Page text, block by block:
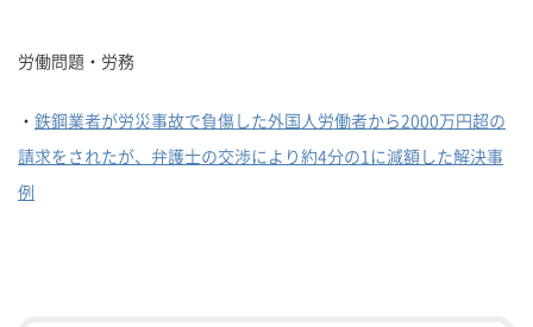
労働問題・労務
・ 鉄鋼業者が労災事故で負傷した外国人労働者から2000万円超の
請求をされたが、弁護士の交渉により約4分の1に減額した解決事
例